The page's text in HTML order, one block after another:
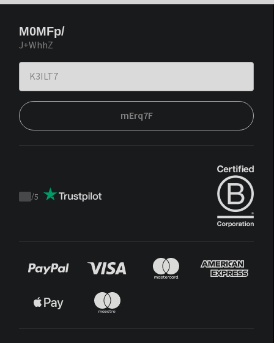
M0MFp/
J+WhhZ
mErq7F
Trustpilot
/5